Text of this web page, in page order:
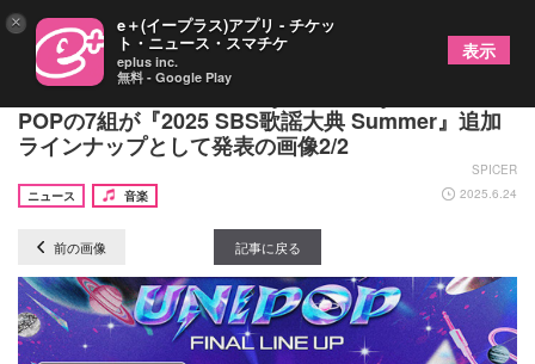
ALLDAY PROJECT、Baby DONT Cryら次世代K-
POPの7組が『2025 SBS歌謡大典 Summer』追加
ラインナップとして発表の画像2/2
SPICER
ニュース
音楽 2025.6.24
前の画像 記事に戻る
× e＋(イープラス)アプリ - チケッ
ト・ニュース・スマチケ
eplus inc.
無料 - Google Play
表示